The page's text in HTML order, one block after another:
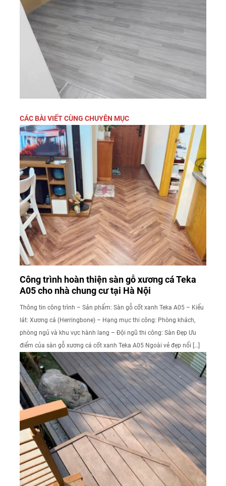
CÁC BÀI VIẾT CÙNG CHUYÊN MỤC
Công trình hoàn thiện sàn gỗ xương cá Teka
A05 cho nhà chung cư tại Hà Nội
Thông tin công trình – Sản phẩm: Sàn gỗ cốt xanh Teka A05 – Kiểu
lát: Xương cá (Herringbone) – Hạng mục thi công: Phòng khách,
phòng ngủ và khu vực hành lang – Đội ngũ thi công: Sàn Đẹp Ưu
điểm của sàn gỗ xương cá cốt xanh Teka A05 Ngoài vẻ đẹp nổi […]